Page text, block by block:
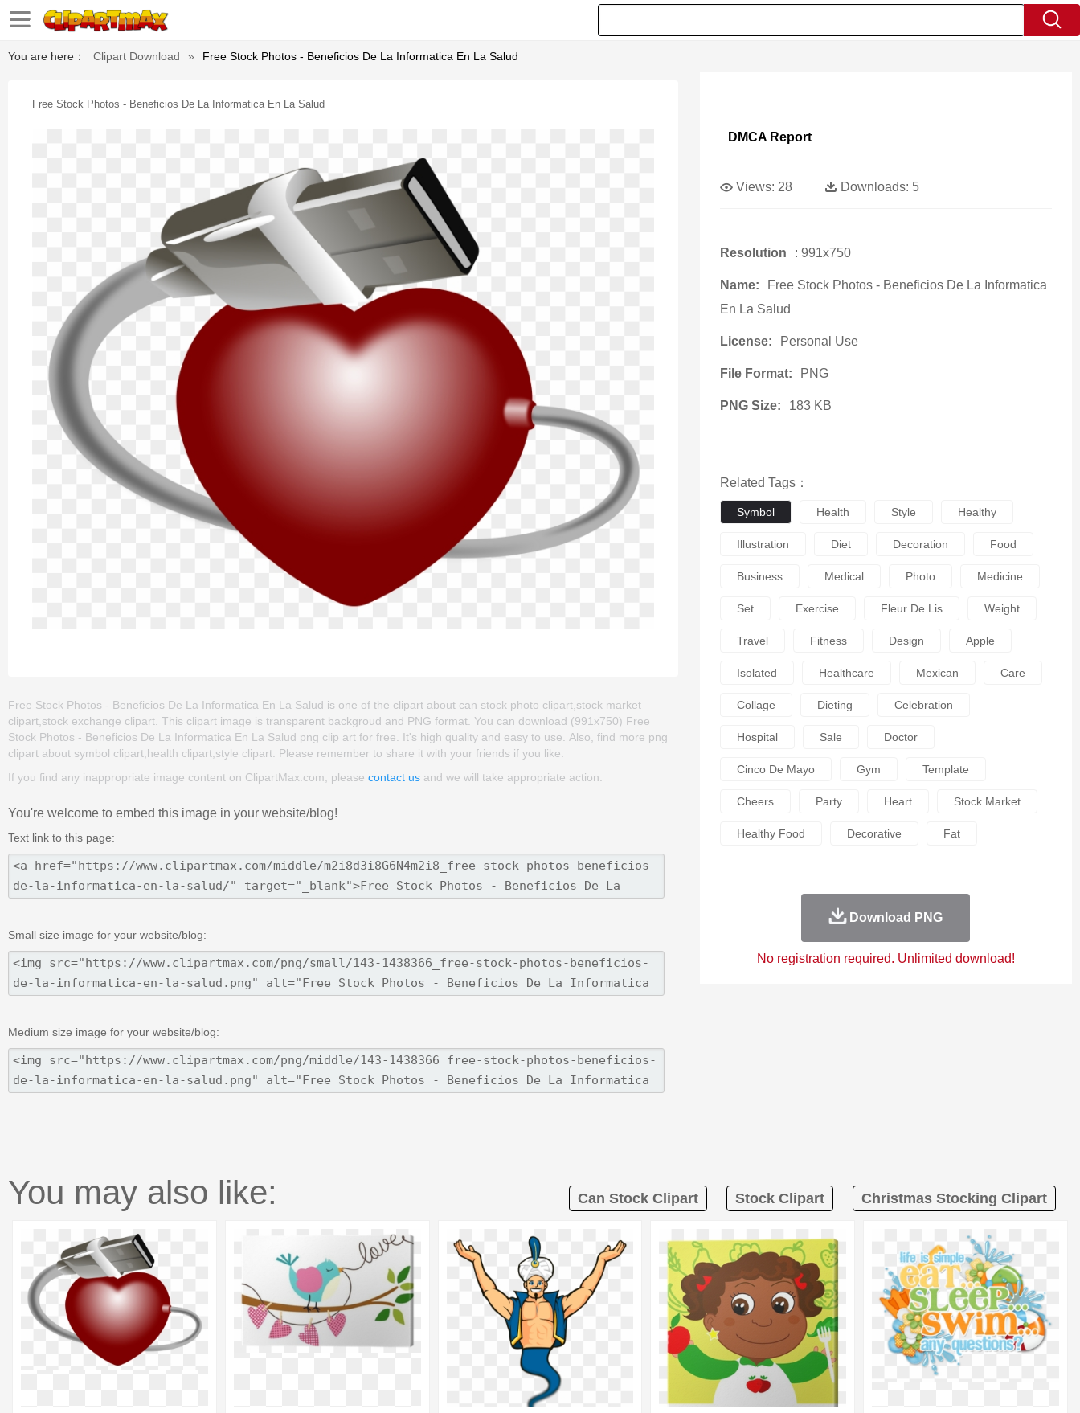
You are here： Clipart Download » Free Stock Photos - Beneficios De La Informatica En La Salud
Free Stock Photos - Beneficios De La Informatica En La Salud
Free Stock Photos - Beneficios De La Informatica En La Salud is one of the clipart about can stock photo clipart,stock market
clipart,stock exchange clipart. This clipart image is transparent backgroud and PNG format. You can download (991x750) Free
Stock Photos - Beneficios De La Informatica En La Salud png clip art for free. It's high quality and easy to use. Also, find more png
clipart about symbol clipart,health clipart,style clipart. Please remember to share it with your friends if you like.
If you find any inappropriate image content on ClipartMax.com, please contact us and we will take appropriate action.
You're welcome to embed this image in your website/blog!
Text link to this page:
Small size image for your website/blog:
Medium size image for your website/blog:
DMCA Report
Views: 28 Downloads: 5
Resolution : 991x750
Name:
Free Stock Photos - Beneficios De La Informatica
En La Salud
License: Personal Use
File Format: PNG
PNG Size: 183 KB
Related Tags：
Symbol Health Style Healthy
Illustration Diet Decoration Food
Business Medical Photo Medicine
Set Exercise Fleur De Lis Weight
Travel Fitness Design Apple
Isolated Healthcare Mexican Care
Collage Dieting Celebration
Hospital Sale Doctor
Cinco De Mayo Gym Template
Cheers Party Heart Stock Market
Healthy Food Decorative Fat
Download PNG
No registration required. Unlimited download!
You may also like: Can Stock Clipart Stock Clipart Christmas Stocking Clipart